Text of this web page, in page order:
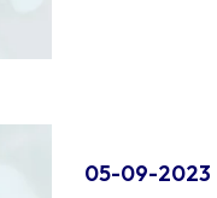
05-09-2023